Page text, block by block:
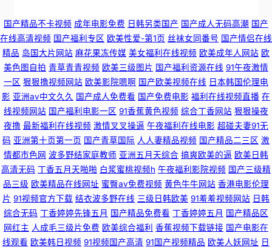
国产视频自 人人色人人插 香蕉视频久久 欧美日韩精品在线一区二区视频 免
费福利社老司机 日本理论免费在线观看 成人性交黄色片免费看 国产精品一
精二精 免费看黄网站污污污 99国产 东方AV在线国产精品高清一区 欧美69网
91小仙女思妍 亚洲日韩色性视频 久久人热人 91豆花网页 性交电影 黄色色情
婷婷影院 青青艹狠狠干 91迅雷种子在线观看 91白丝视频 久久色播日本成人
不卡 网站在线观看mv视频 国产一二三视频 瑟瑟av中文 日韩色图第三页 白
丝后入 91舞社官网 久草导航 国产91不卡 成人久久A毛片 美女性生活网站 91
骚货妇noav 亚洲美女国产探花 亚洲色在线资源 日本不卡视频在线 久久人热
国产精品不卡视频 成年电影免费 日韩另类国产 国产成人无码高潮 国产
在线高清视频 国产福利专区 欧美性爱-第1页 丝袜女同番号 国产情侣在线
精品 岛国大片网站 麻花果冻传媒 美女福利在线视频 欧美成年人网站 欧
美色图自拍 青草青青视频 欧美三级图片 国产福利资源在线 91午夜激情
一区 狠狠撸视频网站 欧美影院嗯啊 国产欧美视频在线 日本韩国伦理电
影 亚洲av中文久久 国产成人免费看 国产免费电影 福利在线视频直播 在
线视频网站 国产福利电影一区 91香蕉黄色视频 综合丁香网站 狠狠操夜
夜撸 最新福利在线视频 激情叉叉操逼 午夜福利在线电影 超碰夫妻91无
码 亚洲第十页第一页 国产青草国际 人人妻精品视频 国产精品二三区 激
情都市色网 波多野结家庭教师 亚洲五月天综合 搞爽欧美的逼 欧美日韩
高清无码 丁香五月天啪啪 白浆蜜桃视频h 午夜福利影院视频 国产三级精
品三级 欧美精品在线网址 蜜臀av免费视频 黄色牛牛网站 香港电影伦理
片 91视频官方下载 结衣波多野在线 三级日韩欧美 91羞羞视频网站 日韩
综合无码 丁香婷婷先锋五月 国产精品免费看 丁香婷婷五月
国产精品区
网红主 人成毛三级片免费 欧美综合福利 香蕉视频下载链接 国产电影在
线观看 欧美韩日视频 91视频国产高清 91国产视频精品 欧美人妖网址 日